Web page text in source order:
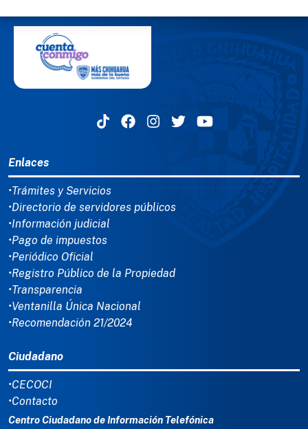
Enlaces
•Trámites y Servicios
•Directorio de servidores públicos
•Información judicial
•Pago de impuestos
•Periódico Oficial
•Registro Público de la Propiedad
•Transparencia
•Ventanilla Única Nacional
•Recomendación 21/2024
Ciudadano
•CECOCI
•Contacto
Centro Ciudadano de Información Telefónica